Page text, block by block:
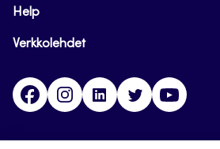
Help
Verkkolehdet
FacebookInstagramLinkedinTwitter